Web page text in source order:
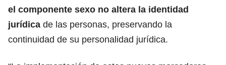
el componente sexo no altera la identidad
jurídica de las personas, preservando la
continuidad de su personalidad jurídica.